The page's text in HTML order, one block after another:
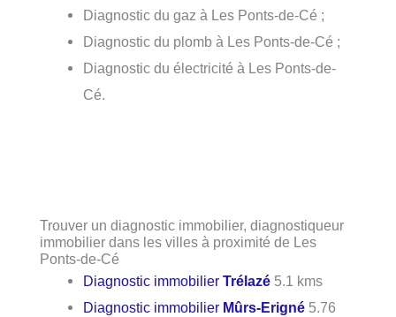
Diagnostic du gaz à Les Ponts-de-Cé ;
Diagnostic du plomb à Les Ponts-de-Cé ;
Diagnostic du électricité à Les Ponts-de-
Cé.
Trouver un diagnostic immobilier, diagnostiqueur
immobilier dans les villes à proximité de Les
Ponts-de-Cé
Diagnostic immobilierTrélazé 5.1 kms
Diagnostic immobilier Mûrs-Erigné 5.76